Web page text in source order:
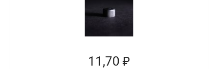
11,70 ₽